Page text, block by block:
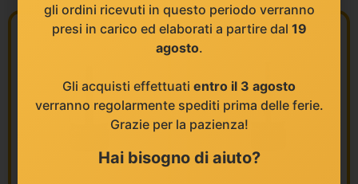
gli ordini ricevuti in questo periodo verranno
presi in carico ed elaborati a partire dal 19
agosto.
Gli acquisti effettuati entro il 3 agosto
verranno regolarmente spediti prima delle ferie.
Grazie per la pazienza!
Hai bisogno di aiuto?